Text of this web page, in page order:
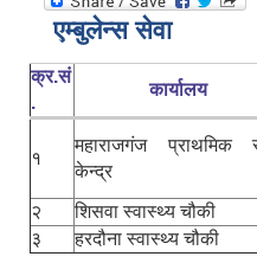
एम्बुलेन्स सेवा
क्र.सं
.
कार्यालय
१
महाराजगंज प्राथमिक
केन्द्र
२
शिसवा स्वास्थ्य चौकी
३
हरदौना स्वास्थ्य चौकी